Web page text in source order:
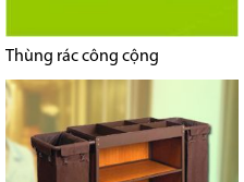
Thùng rác công cộng